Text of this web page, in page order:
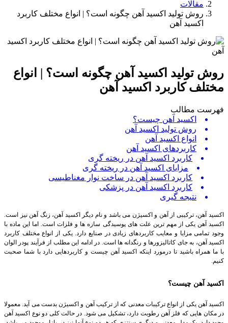
مقالات
روش تولید اکسید آهن چگونه است؟ | انواع مختلف کاربرد
اکسید آهن
روش تولید اکسید آهن چگونه است؟ | انواع
مختلف کاربرد اکسید آهن
فهرست مطالب
اکسید آهن چیست؟
روش تولید اکسید آهن
انواع اکسید آهن
کاربردهای اکسید آهن
کاربرد اکسید آهن در ریخته گری
مزایای اکسید آهن در ریخته گری
کاربرد اکسید آهن در ساخت نوار مغناطیسی
کاربرد اکسید آهن در پزشکی
نتیجه گیری
اکسید آهن، ترکیبی از آهن و اکسیژن می باشد و نام دیگر اکسید آهن، زنگ آهن نیز است.
اکسید آهن یکی از مهم ترین علت های پوسیدگی سازه ها و فلزات است. اما این ماده با
وجود تمامی مزایا و معایب کاربردهای زیادی در صنایع دارد. یکی از انواع مختلف کاربرد
اکسید آهن، به جای کاتالیزورها و رنگدانه ها است. در ادامه این مطلب از فرآیند پودر الوان
با ما همراه باشید تا درمورد اینکه اکسید آهن چیست و کاربردهایی دارد با شما صحبت
کنیم.
اکسید آهن چیست؟
اکسید آهن یکی از انواع ترکیبات معدنی که از ترکیب آهن و اکسیژن بدست می آید. معمولا
در مکان هایی که فلز آهن رطوبت دارد، تشکیل می شود. در حالت کلی دو نوع اکسید آهن